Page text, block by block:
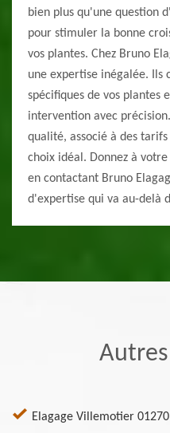
bien plus qu'une question
pour stimuler la bonne
vos plantes. Chez Bruno
une expertise inégalée. Ils
spécifiques de vos plantes
intervention avec
qualité, associé à des
choix idéal. Donnez à
en contactant Bruno
d'expertise qui va au-delà
Elagage Villemotier 01270